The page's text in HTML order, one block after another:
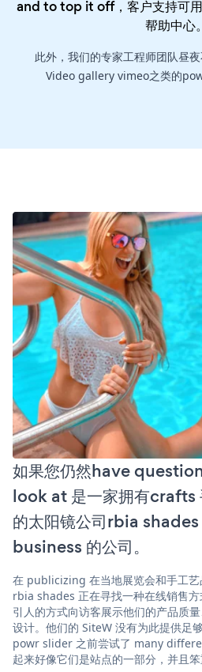
and to top it off，客户支持可
帮助中心。
此外，我们的专家工程师团队昼
Video gallery vimeo之类的
如果您仍然have
look at 是一家拥有crafts
的太阳镜公司rbia
business 的公司。
在 publicizing 在当地展览会和手工艺
rbia shades 正在寻找一种在线销售
引人的方式向访客展示他们的产品质
设计。他们的 SiteW 没有为此提供足
powr slider 之前尝试了 many
起来好像它们是站点的一部分，并且笨